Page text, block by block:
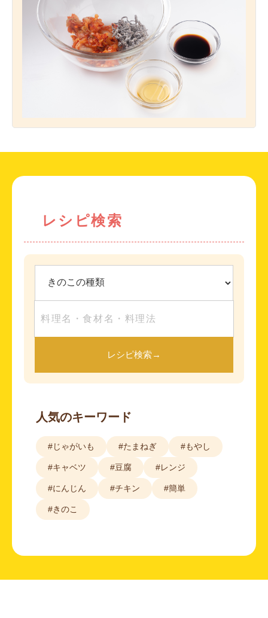
レシピ検索
レシピ検索→
人気のキーワード
#じゃがいも #たまねぎ #もやし
#キャベツ #豆腐 #レンジ
#にんじん #チキン #簡単
#きのこ